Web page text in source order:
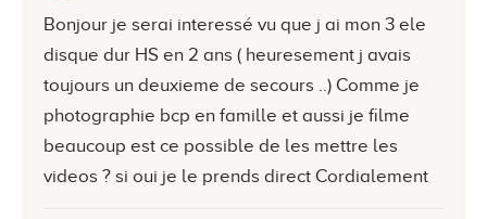
Bonjour je serai interessé vu que j ai mon 3 ele
disque dur HS en 2 ans ( heuresement j avais
toujours un deuxieme de secours ..) Comme je
photographie bcp en famille et aussi je filme
beaucoup est ce possible de les mettre les
videos ? si oui je le prends direct Cordialement